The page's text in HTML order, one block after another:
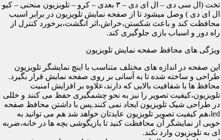
تخت (ال سی دی – ال ای دی – ۳ بعدی – کرو – تلویزیون منحنی – کیو
ال ای دی ) وصل میشود تا از صفحه نمایش تلویزیون در برابر اسیب
محافظت کند و باعث شکستن،خراش،اثر انگشت،برخورد کنترل از
راه دور و اسباب بازی جلوگیری کند.
ویژگی های محافظ صفحه نمایش تلویزیون
این صفحه در اندازه های مختلف متناسب با اینچ نمایشگر تلویزیون
طراحی و ساخته شده تا به آسانی بر روی صفحه نمایش قرار بگیرد.
محافظ ها با شفافیت بالایی که دارند،علاوه بر افزایش امنیت
تلویزیون،کیفیت تصویر را نیز به نحو چشمگیری حفظ می کنند و خللی
در طراحی شیک تلویزیون ایجاد نمی کنند.پس با داشتن محافظ صفحه
led،هم کیفیت تصویر تلویزیون عایدتان خواهد شد هم می توانید به
خوبی از نمایشگر آن محافظت کنید تا بازیگوشی بچه ها در خانه،ضربه
ای به تلویزیون وارد نکند.